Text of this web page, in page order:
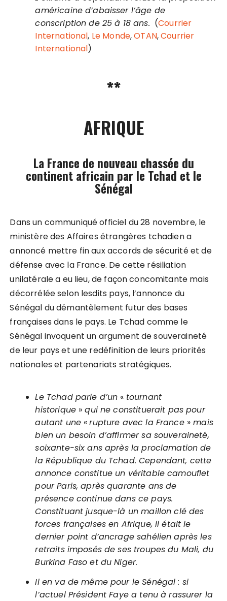
américaine d’abaisser l’âge de
conscription de 25 à 18 ans. (Courrier
International, Le Monde,OTAN,Courrier
International)
**
AFRIQUE
La France de nouveau chassée du
continent africain par le Tchad et le
Sénégal
Dans un communiqué officiel du 28 novembre, le
ministère des Affaires étrangères tchadien a
annoncé mettre fin aux accords de sécurité et de
défense avec la France. De cette résiliation
unilatérale a eu lieu, de façon concomitante mais
décorrélée selon lesdits pays, l’annonce du
Sénégal du démantèlement futur des bases
françaises dans le pays. Le Tchad comme le
Sénégal invoquent un argument de souveraineté
de leur pays et une redéfinition de leurs priorités
nationales et partenariats stratégiques.
Le Tchad parle d’un « tournant
historique » qui ne constituerait pas pour
autant une «rupture avec la France » mais
bien un besoin d’affirmer sa souveraineté,
soixante-six ans après la proclamation de
la République du Tchad. Cependant, cette
annonce constitue un véritable camouflet
pour Paris, après quarante ans de
présence continue dans ce pays.
Constituant jusque-là un maillon clé des
forces françaises en Afrique, il était le
dernier point d’ancrage sahélien après les
retraits imposés de ses troupes du Mali, du
Burkina Faso et du Niger.
Il en va de même pour le Sénégal : si
l’actuel Président Faye a tenu à rassurer la